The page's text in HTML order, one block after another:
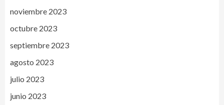
noviembre 2023
octubre 2023
septiembre 2023
agosto 2023
julio 2023
junio 2023